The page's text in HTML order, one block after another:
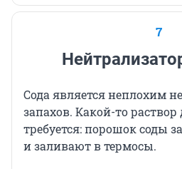
7
Сода является неплохим
запахов. Какой-то раствор
требуется: порошок соды
и заливают в термосы.